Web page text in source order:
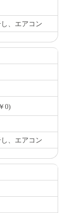
、エアコン
0)
、エアコン